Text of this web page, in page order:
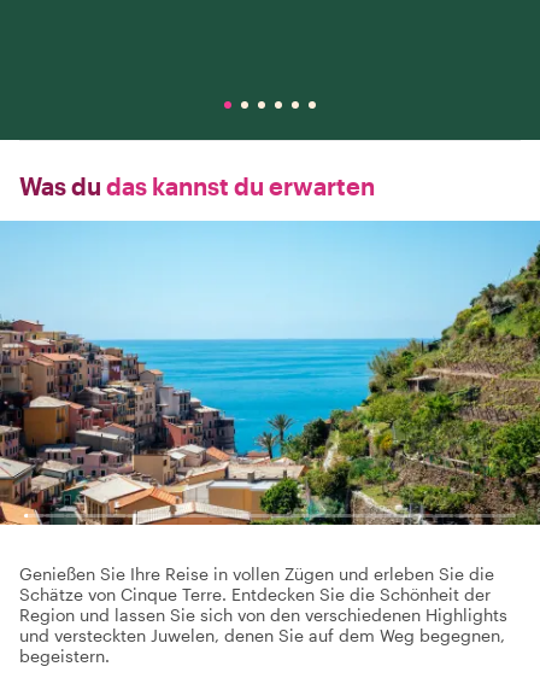
Was du das kannst du erwarten
Genießen Sie Ihre Reise in vollen Zügen und erleben Sie die
Schätze von Cinque Terre. Entdecken Sie die Schönheit der
Region und lassen Sie sich von den verschiedenen Highlights
und versteckten Juwelen, denen Sie auf dem Weg begegnen,
begeistern.